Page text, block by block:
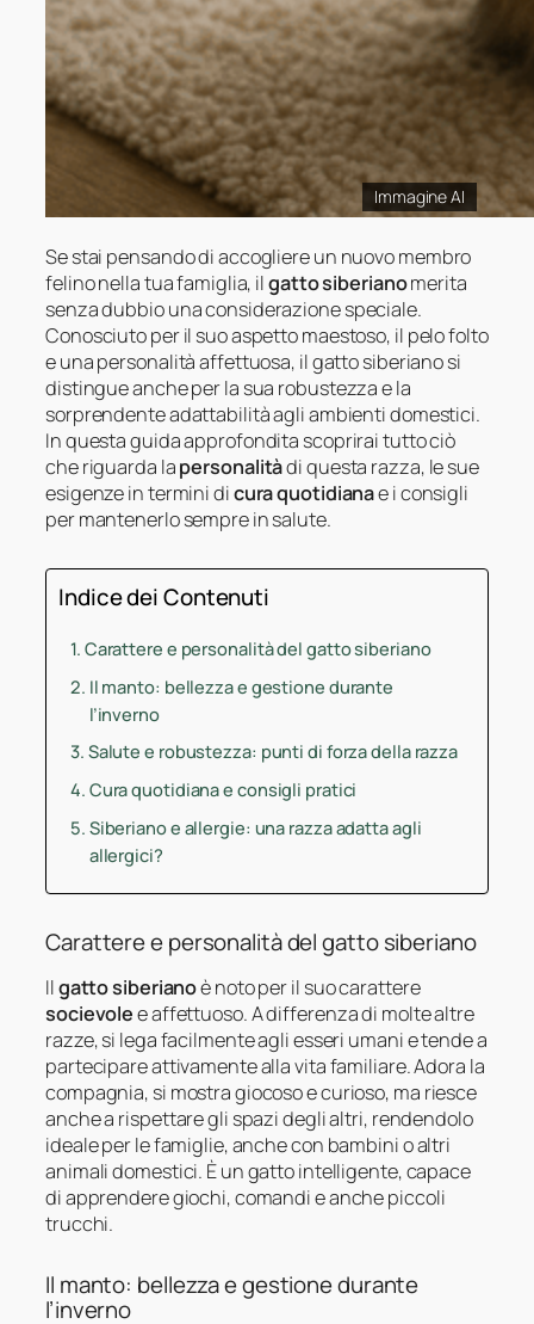
Immagine AI
Se stai pensando di accogliere un nuovo membro
felino nella tua famiglia, ilgatto siberianomerita
senza dubbio una considerazione speciale.
Conosciuto per il suo aspetto maestoso, il pelo folto
e una personalità affettuosa, il gatto siberiano si
distingue anche per la sua robustezza e la
sorprendente adattabilità agli ambienti domestici.
In questa guida approfondita scoprirai tutto ciò
che riguarda lapersonalitàdi questa razza, le sue
esigenze in termini dicura quotidianae i consigli
per mantenerlo sempre in salute.
Indice dei Contenuti
Carattere e personalità del gatto siberiano
Il manto: bellezza e gestione durante
l’inverno
Salute e robustezza: punti di forza della razza
Cura quotidiana e consigli pratici
Siberiano e allergie: una razza adatta agli
allergici?
Carattere e personalità del gatto siberiano
Ilgatto siberianoè noto per il suo carattere
socievolee affettuoso. A differenza di molte altre
razze, si lega facilmente agli esseri umani e tende a
partecipare attivamente alla vita familiare. Adora la
compagnia, si mostra giocoso e curioso, ma riesce
anche a rispettare gli spazi degli altri, rendendolo
ideale per le famiglie, anche con bambini o altri
animali domestici. È un gatto intelligente, capace
di apprendere giochi, comandi e anche piccoli
trucchi.
Il manto: bellezza e gestione durante
l’inverno